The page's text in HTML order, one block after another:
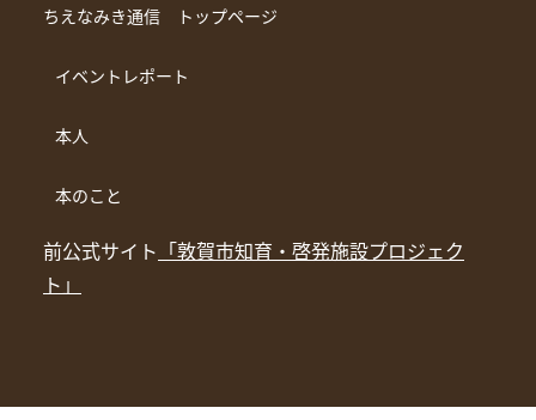
ちえなみき通信 トップページ
イベントレポート
本人
本のこと
前公式サイト 「敦賀市知育・啓発施設プロジェク
ト」